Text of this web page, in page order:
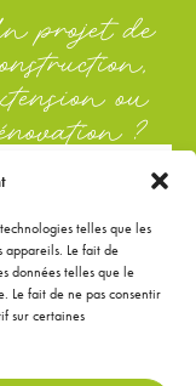
telles que les
appareils. Le fait de
données telles que le
Le fait de ne pas consentir
sur certaines
projet de
ou
?
DEMANDEZ
GRATUITE